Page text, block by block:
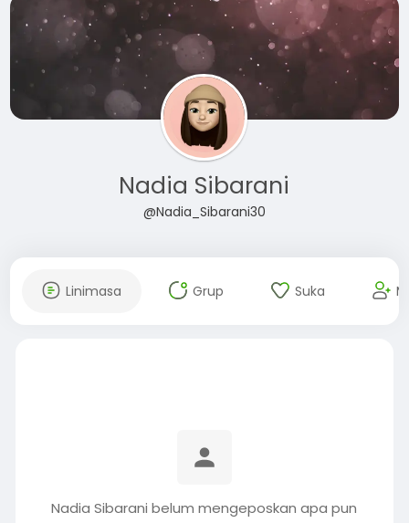
Nadia Sibarani
@Nadia_Sibarani30
Linimasa Grup Suka
Nadia Sibarani belum mengeposkan apa pun